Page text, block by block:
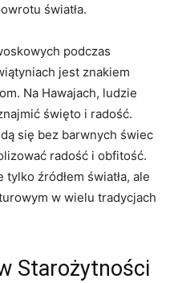
światła.
podczas
jest znakiem
Na Hawajach, ludzie
święto i radość.
się bez barwnych ⁢świec
radość ​i obfitość.
źródłem światła, ale
w wielu tradycjach⁣
Starożytności